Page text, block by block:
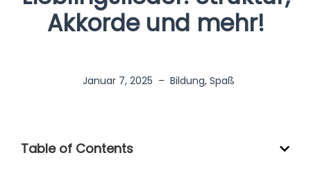
Akkorde und mehr!
Januar 7, 2025 – Bildung, Spaß
Table of Contents